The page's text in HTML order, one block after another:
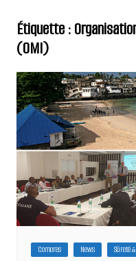
Étiquette :
(OMI)
Comores News Sûreté